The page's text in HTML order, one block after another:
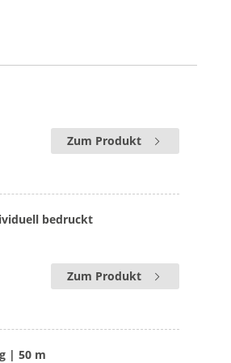
Zum Produkt
bedruckt
Zum Produkt
| 50 m